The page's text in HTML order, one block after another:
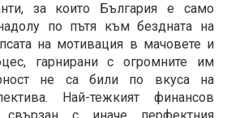
за които България е само
по пътя към бездната на
на мотивация в мачовете и
гарнирани с огромните им
не са били по вкуса на
Най-тежкият финансов